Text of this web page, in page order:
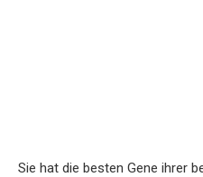
Sie hat die besten Gene ihrer